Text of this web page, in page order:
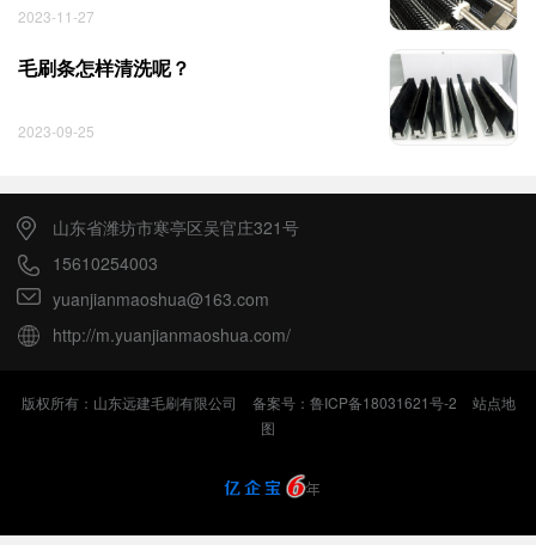
2023-11-27
毛刷条怎样清洗呢？
2023-09-25
山东省潍坊市寒亭区吴官庄321号
15610254003
yuanjianmaoshua@163.com
http://m.yuanjianmaoshua.com/
版权所有：山东远建毛刷有限公司 备案号：鲁ICP备18031621号-2
站点地
图